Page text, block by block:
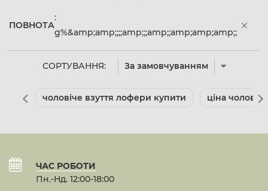
СОРТУВАННЯ: За замовчуванням
ПОВНОТА
:
g%&amp;amp;;;;amp;;;amp;;amp;amp;amp;;
чоловіче взуття лофери купити ціна
ЧАС РОБОТИ
Пн.-Нд. 12:00-18:00